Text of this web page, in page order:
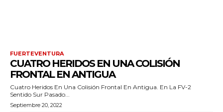
FUERTEVENTURA
CUATRO HERIDOS EN UNA COLISIÓN
FRONTAL EN ANTIGUA
Cuatro Heridos En Una Colisión Frontal En Antigua. En La FV-2
Sentido Sur Pasado...
Septiembre 20, 2022